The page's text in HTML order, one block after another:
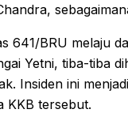
641/BRU melaju
Yetni, tiba-tiba
Insiden ini
KKB tersebut.